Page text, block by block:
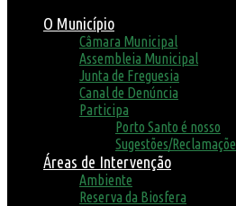
O Município
Câmara Municipal
Assembleia Municipal
Junta de Freguesia
Canal de Denúncia
Participa
Porto Santo é nosso
Sugestões/
Áreas de Intervenção
Ambiente
Reserva da Biosfera